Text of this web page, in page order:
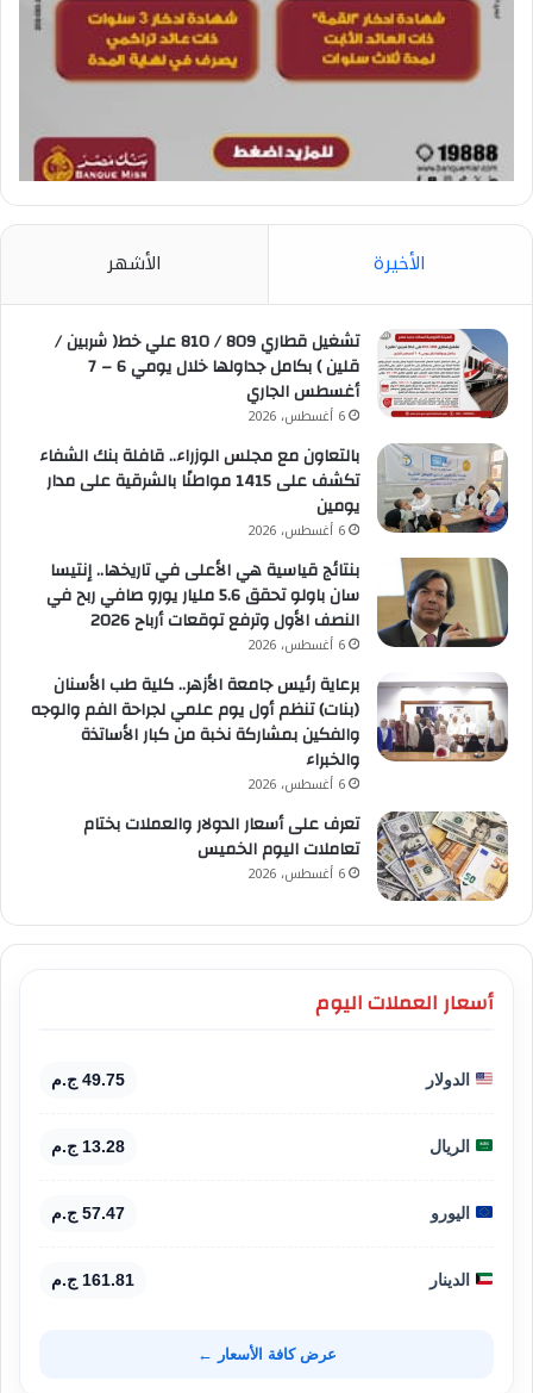
الأخيرة الأشهر
تشغيل قطاري 809 / 810 علي خط( شربين /
قلين ) بكامل جداولها خلال يومي 6 – 7
أغسطس الجاري
6 أغسطس، 2026
بالتعاون مع مجلس الوزراء.. قافلة بنك الشفاء
تكشف على 1415 مواطنًا بالشرقية على مدار
يومين
6 أغسطس، 2026
بنتائج قياسية هي الأعلى في تاريخها.. إنتيسا
سان باولو تحقق 5.6 مليار يورو صافي ربح في
النصف الأول وترفع توقعات أرباح 2026
6 أغسطس، 2026
برعاية رئيس جامعة الأزهر.. كلية طب الأسنان
(بنات) تنظم أول يوم علمي لجراحة الفم والوجه
والفكين بمشاركة نخبة من كبار الأساتذة
والخبراء
6 أغسطس، 2026
تعرف على أسعار الدولار والعملات بختام
تعاملات اليوم الخميس
6 أغسطس، 2026
أسعار العملات اليوم
الدولار 49.75 ج.م
الريال 13.28 ج.م
اليورو 57.47 ج.م
الدينار 161.81 ج.م
عرض كافة الأسعار ←